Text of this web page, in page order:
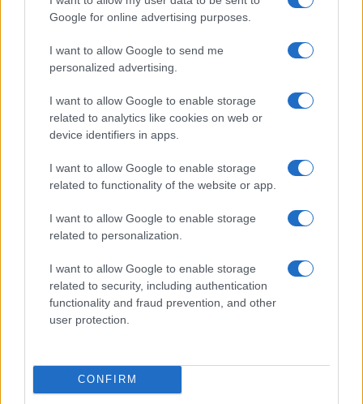
Google for online advertising purposes.
I want to allow Google to send me
personalized advertising.
I want to allow Google to enable storage
related to analytics like cookies on web or
device identifiers in apps.
I want to allow Google to enable storage
related to functionality of the website or app.
I want to allow Google to enable storage
related to personalization.
I want to allow Google to enable storage
related to security, including authentication
functionality and fraud prevention, and other
user protection.
CONFIRM
Codacons denuncia: i problemi che affliggono la Sicilia
Matteo Pellegrino · 25 Lug 2026
Lamezia International Film Fest: arte e cultura si
incontrano in Calabria